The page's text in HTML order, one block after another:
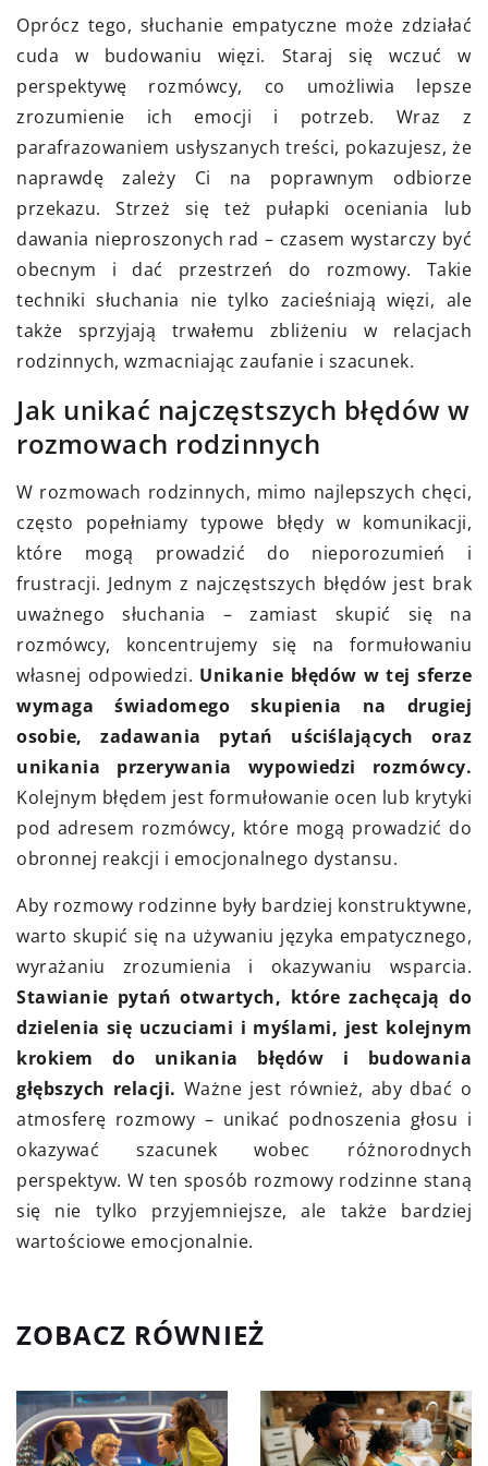
Oprócz tego, słuchanie empatyczne może zdziałać
cuda w budowaniu więzi. Staraj się wczuć w
perspektywę rozmówcy, co umożliwia lepsze
zrozumienie ich emocji i potrzeb. Wraz z
parafrazowaniem usłyszanych treści, pokazujesz, że
naprawdę zależy Ci na poprawnym odbiorze
przekazu. Strzeż się też pułapki oceniania lub
dawania nieproszonych rad – czasem wystarczy być
obecnym i dać przestrzeń do rozmowy. Takie
techniki słuchania nie tylko zacieśniają więzi, ale
także sprzyjają trwałemu zbliżeniu w relacjach
rodzinnych, wzmacniając zaufanie i szacunek.
Jak unikać najczęstszych błędów w
rozmowach rodzinnych
W rozmowach rodzinnych, mimo najlepszych chęci,
często popełniamy typowe błędy w komunikacji,
które mogą prowadzić do nieporozumień i
frustracji. Jednym z najczęstszych błędów jest brak
uważnego słuchania – zamiast skupić się na
rozmówcy, koncentrujemy się na formułowaniu
własnej odpowiedzi. Unikanie błędów w tej sferze
wymaga świadomego skupienia na drugiej
osobie, zadawania pytań uściślających oraz
unikania przerywania wypowiedzi rozmówcy.
Kolejnym błędem jest formułowanie ocen lub krytyki
pod adresem rozmówcy, które mogą prowadzić do
obronnej reakcji i emocjonalnego dystansu.
Aby rozmowy rodzinne były bardziej konstruktywne,
warto skupić się na używaniu języka empatycznego,
wyrażaniu zrozumienia i okazywaniu wsparcia.
Stawianie pytań otwartych, które zachęcają do
dzielenia się uczuciami i myślami, jest kolejnym
krokiem do unikania błędów i budowania
głębszych relacji. Ważne jest również, aby dbać o
atmosferę rozmowy – unikać podnoszenia głosu i
okazywać szacunek wobec różnorodnych
perspektyw. W ten sposób rozmowy rodzinne staną
się nie tylko przyjemniejsze, ale także bardziej
wartościowe emocjonalnie.
ZOBACZ RÓWNIEŻ